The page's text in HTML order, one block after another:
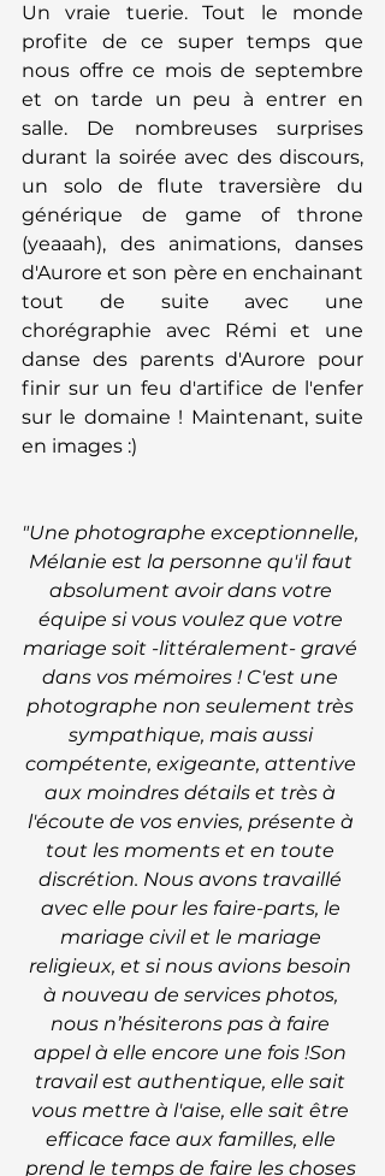
Un vraie tuerie. Tout le monde
profite de ce super temps que
nous offre ce mois de septembre
et on tarde un peu à entrer en
salle. De nombreuses surprises
durant la soirée avec des discours,
un solo de flute traversière du
générique de game of throne
(yeaaah), des animations, danses
d'Aurore et son père en enchainant
tout de suite avec une
chorégraphie avec Rémi et une
danse des parents d'Aurore pour
finir sur un feu d'artifice de l'enfer
sur le domaine ! Maintenant, suite
en images :)
"Une photographe exceptionnelle,
Mélanie est la personne qu'il faut
absolument avoir dans votre
équipe si vous voulez que votre
mariage soit -littéralement- gravé
dans vos mémoires ! C'est une
photographe non seulement très
sympathique, mais aussi
compétente, exigeante, attentive
aux moindres détails et très à
l'écoute de vos envies, présente à
tout les moments et en toute
discrétion. Nous avons travaillé
avec elle pour les faire-parts, le
mariage civil et le mariage
religieux, et si nous avions besoin
à nouveau de services photos,
nous n’hésiterons pas à faire
appel à elle encore une fois !Son
travail est authentique, elle sait
vous mettre à l'aise, elle sait être
efficace face aux familles, elle
prend le temps de faire les choses